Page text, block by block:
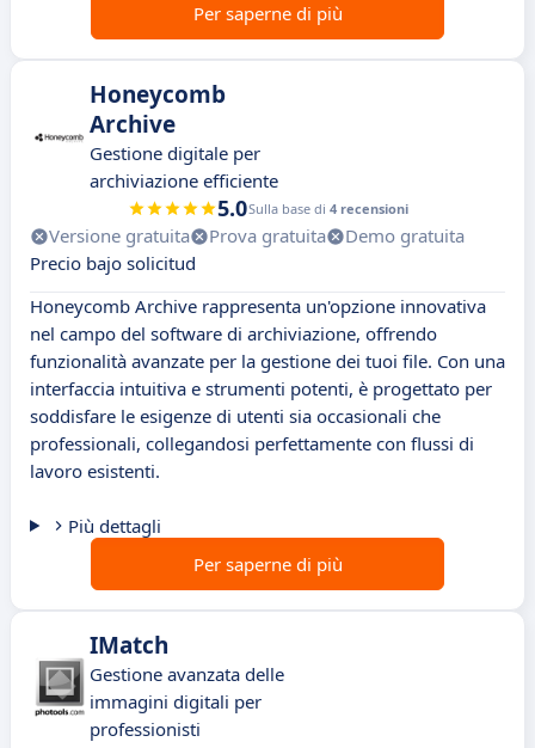
Per saperne di più
Honeycomb
Archive
Gestione digitale per
archiviazione efficiente
5.0Sulla base di 4 recensioni
Versione gratuita Prova gratuita
Demo gratuita
Precio bajo solicitud
Honeycomb Archive rappresenta un'opzione innovativa
nel campo del software di archiviazione, offrendo
funzionalità avanzate per la gestione dei tuoi file. Con una
interfaccia intuitiva e strumenti potenti, è progettato per
soddisfare le esigenze di utenti sia occasionali che
professionali, collegandosi perfettamente con flussi di
lavoro esistenti.
Più dettagli
Per saperne di più
IMatch
Gestione avanzata delle
immagini digitali per
professionisti